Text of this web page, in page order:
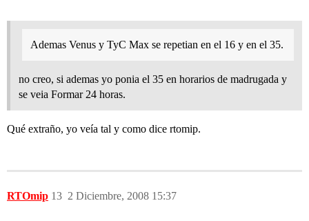
Ademas Venus y TyC Max se repetian en el 16 y en el 35.
no creo, si ademas yo ponia el 35 en horarios de madrugada y
se veia Formar 24 horas.
Qué extraño, yo veía tal y como dice rtomip.
RTOmip 2 Diciembre, 2008 15:37
13